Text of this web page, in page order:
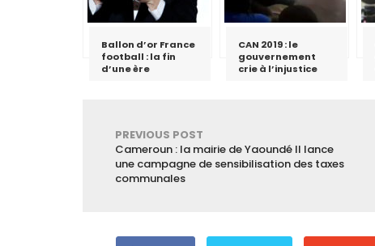
Ballon d’or France
football : la fin
d’une ère
CAN 2019 : le
gouvernement
crie à l’injustice
PREVIOUS POST
Cameroun : la mairie de Yaoundé II lance
une campagne de sensibilisation des taxes
communales